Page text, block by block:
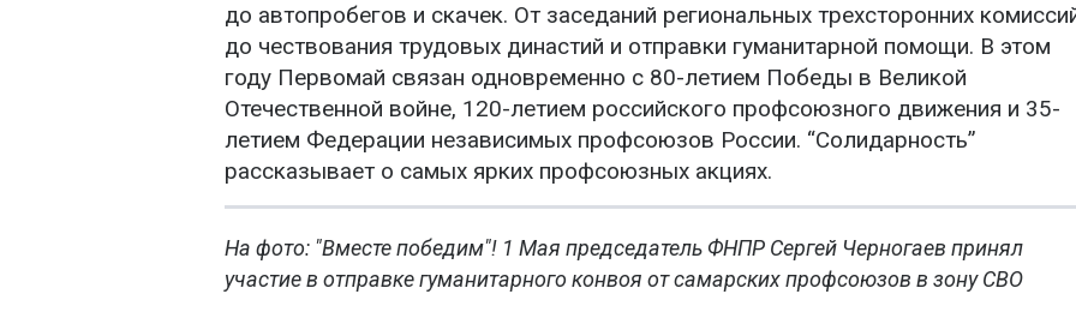
до автопробегов и скачек. От заседаний региональных трехсторонних
до чествования трудовых династий и отправки гуманитарной помощи. В этом
году Первомай связан одновременно с 80-летием Победы в Великой
Отечественной войне, 120-летием российского профсоюзного движения и 35-
летием Федерации независимых профсоюзов России. “Солидарность”
рассказывает о самых ярких профсоюзных акциях.
На фото: "Вместе победим"! 1 Мая председатель ФНПР Сергей Черногаев принял
участие в отправке гуманитарного конвоя от самарских профсоюзов в зону СВО